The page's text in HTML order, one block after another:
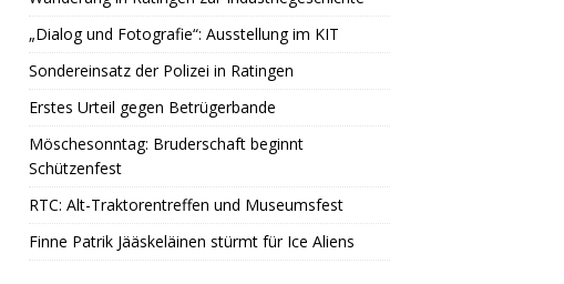
„Dialog und Fotografie“: Ausstellung im KIT
Sondereinsatz der Polizei in Ratingen
Erstes Urteil gegen Betrügerbande
Möschesonntag: Bruderschaft beginnt
Schützenfest
RTC: Alt-Traktorentreffen und Museumsfest
Finne Patrik Jääskeläinen stürmt für Ice Aliens